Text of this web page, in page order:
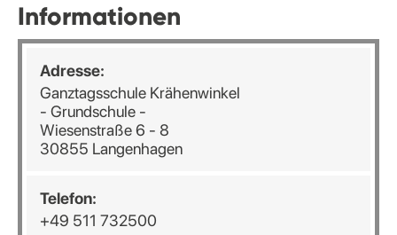
Informationen
Adresse:
Ganztagsschule Krähenwinkel
- Grundschule -
Wiesenstraße 6 - 8
30855 Langenhagen
Telefon:
+49 511 732500